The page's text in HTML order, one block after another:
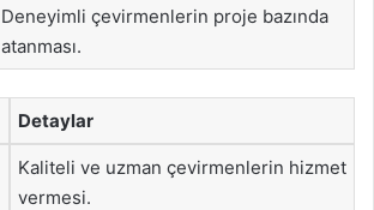
Deneyimli çevirmenlerin proje bazında
atanması.
Detaylar
Kaliteli ve uzman çevirmenlerin hizmet
vermesi.